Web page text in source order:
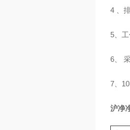
4 、
5、
6、
7、
沪净